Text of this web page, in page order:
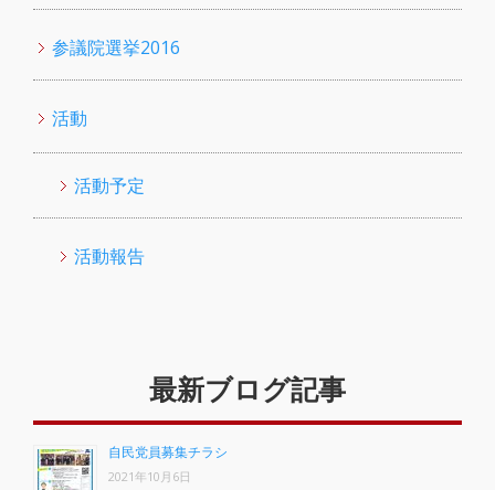
参議院選挙2016
活動
活動予定
活動報告
最新ブログ記事
自民党員募集チラシ
2021年10月6日